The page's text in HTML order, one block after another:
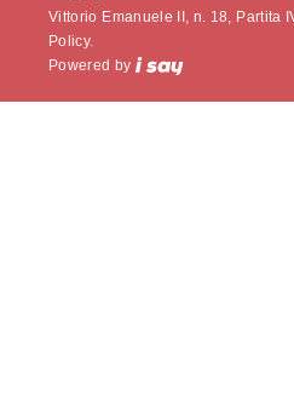
Vittorio Emanuele II, n. 18, Partita
Policy.
Powered by